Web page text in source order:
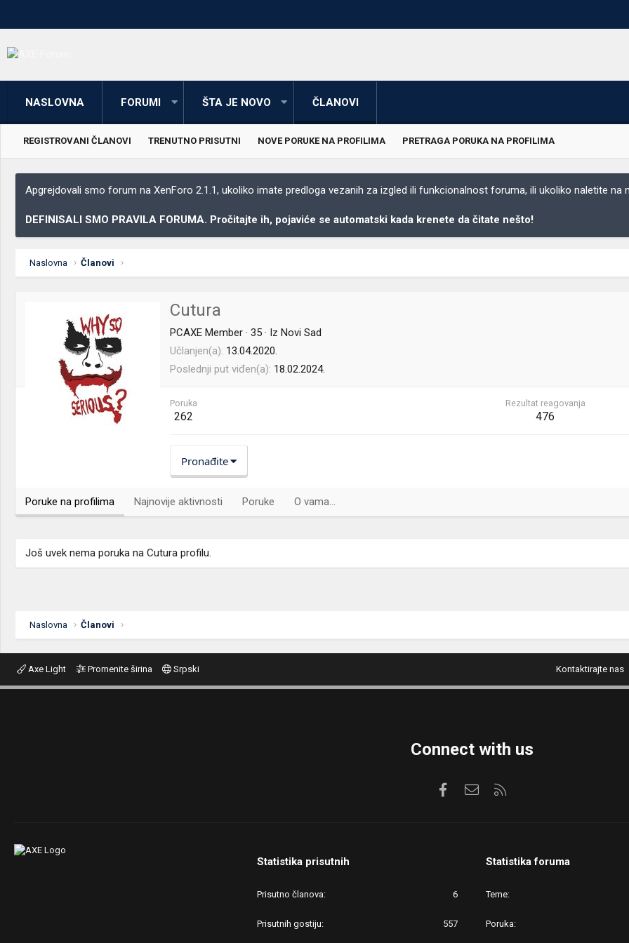
NASLOVNA FORUMI ŠTA JE NOVO ČLANOVI
REGISTROVANI ČLANOVI TRENUTNO PRISUTNI NOVE PORUKE NA PROFILIMA PRETRAGA PORUKA NA PROFILIMA
Apgrejdovali smo forum na XenForo 2.1.1, ukoliko imate predloga vezanih za izgled ili funkcionalnost foruma, ili ukoliko naletite na
DEFINISALI SMO PRAVILA FORUMA. Pročitajte ih, pojaviće se automatski kada krenete da čitate nešto!
Naslovna Članovi
Cutura
PCAXE Member · 35 · Iz Novi Sad
Učlanjen(a) 13.04.2020.
Poslednji put viđen(a) 18.02.2024.
Poruka
262
Rezultat reagovanja
476
Pronađite
Poruke na profilima Najnovije aktivnosti Poruke O vama...
Još uvek nema poruka na Cutura profilu.
Naslovna Članovi
Axe Light Promenite širina Srpski Kontaktirajte nas
Connect with us
FacebookKontaktirajte nas
Statistika prisutnih
Prisutno članova 6
Prisutnih gostiju 557
Statistika foruma
Teme
Poruka